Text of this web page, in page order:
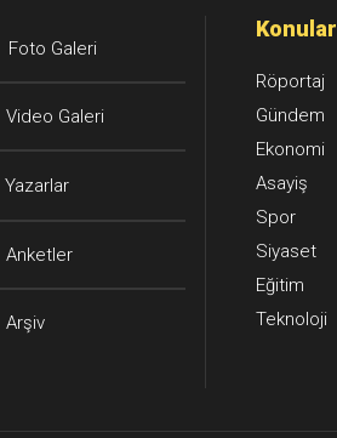
Foto Galeri
Video Galeri
Yazarlar
Anketler
Arşiv
Konular
Röportaj
Gündem
Ekonomi
Asayiş
Spor
Siyaset
Eğitim
Teknoloji